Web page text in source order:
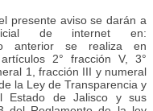
presente aviso se darán a
de internet en:
Lo anterior se realiza en
2° fracción V, 3°
1, fracción III y numeral
la Ley de Transparencia y
Estado de Jalisco y sus